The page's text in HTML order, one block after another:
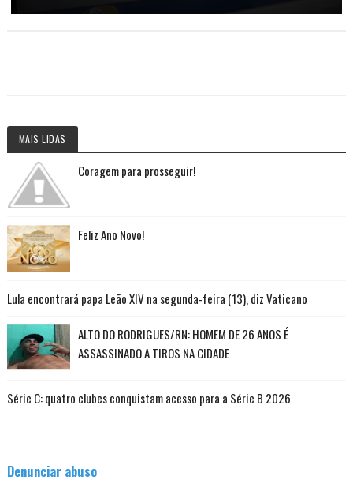
MAIS LIDAS
Coragem para prosseguir!
Feliz Ano Novo!
Lula encontrará papa Leão XIV na segunda-feira (13), diz Vaticano
ALTO DO RODRIGUES/RN: HOMEM DE 26 ANOS É
ASSASSINADO A TIROS NA CIDADE
Série C: quatro clubes conquistam acesso para a Série B 2026
Denunciar abuso